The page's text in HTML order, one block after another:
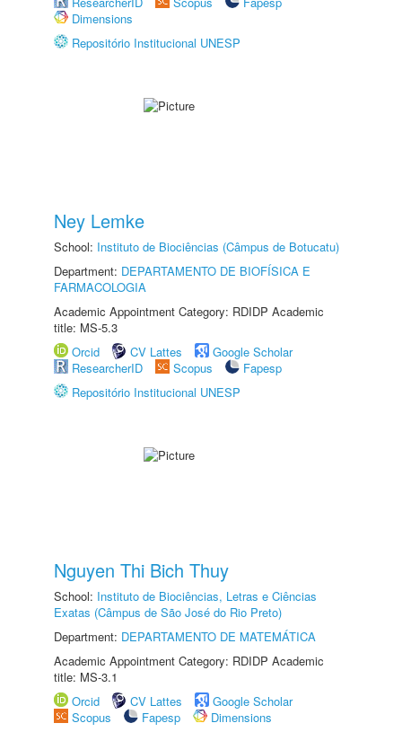
Dimensions
Repositório Institucional UNESP
Ney Lemke
School: Instituto de Biociências (Câmpus de Botucatu)
Department: DEPARTAMENTO DE BIOFÍSICA E
FARMACOLOGIA
Academic Appointment Category: RDIDP Academic
title: MS-5.3
Orcid
CV Lattes
Google Scholar
ResearcherID
Scopus
Fapesp
Repositório Institucional UNESP
Nguyen Thi Bich Thuy
School: Instituto de Biociências, Letras e Ciências
Exatas (Câmpus de São José do Rio Preto)
Department: DEPARTAMENTO DE MATEMÁTICA
Academic Appointment Category: RDIDP Academic
title: MS-3.1
Orcid
CV Lattes
Google Scholar
Scopus
Fapesp
Dimensions